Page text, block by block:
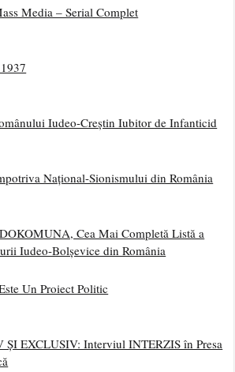
Media – Serial Complet
Iudeo-Creștin Iubitor de Infanticid
Național-Sionismului din România
Cea Mai Completă Listă a
Iudeo-Bolșevice din România
Un Proiect Politic
ȘI EXCLUSIV: Interviul INTERZIS în Presa